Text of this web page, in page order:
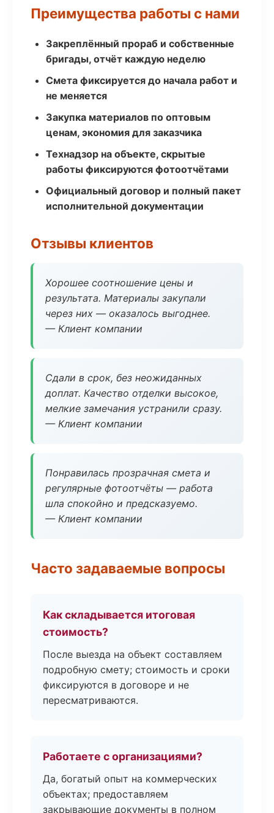
Преимущества работы с нами
Закреплённый прораб и собственные
бригады, отчёт каждую неделю
Смета фиксируется до начала работ и
не меняется
Закупка материалов по оптовым
ценам, экономия для заказчика
Технадзор на объекте, скрытые
работы фиксируются фотоотчётами
Официальный договор и полный пакет
исполнительной документации
Отзывы клиентов
Хорошее соотношение цены и
результата. Материалы закупали
через них — оказалось выгоднее.
— Клиент компании
Сдали в срок, без неожиданных
доплат. Качество отделки высокое,
мелкие замечания устранили сразу.
— Клиент компании
Понравилась прозрачная смета и
регулярные фотоотчёты — работа
шла спокойно и предсказуемо.
— Клиент компании
Часто задаваемые вопросы
Как складывается итоговая
стоимость?
После выезда на объект составляем
подробную смету; стоимость и сроки
фиксируются в договоре и не
пересматриваются.
Работаете с организациями?
Да, богатый опыт на коммерческих
объектах; предоставляем
закрывающие документы в полном